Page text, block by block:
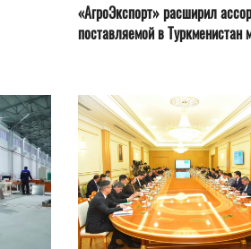
«АгроЭкспорт» расширил
поставляемой в Туркменистан